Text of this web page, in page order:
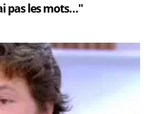
pas les mots…"